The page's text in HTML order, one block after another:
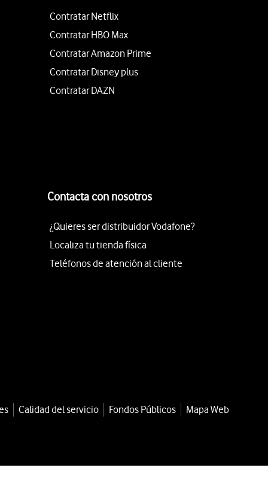
Contratar Netflix
Contratar HBO Max
Contratar Amazon Prime
Contratar Disney plus
Contratar DAZN
Contacta con nosotros
¿Quieres ser distribuidor Vodafone?
Localiza tu tienda física
Teléfonos de atención al cliente
Calidad del servicio Fondos Públicos
Mapa Web